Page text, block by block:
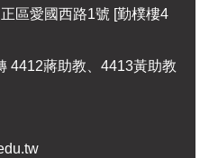
區愛國西路1號 [勤樸樓4
4412蔣助教、4413黃助教